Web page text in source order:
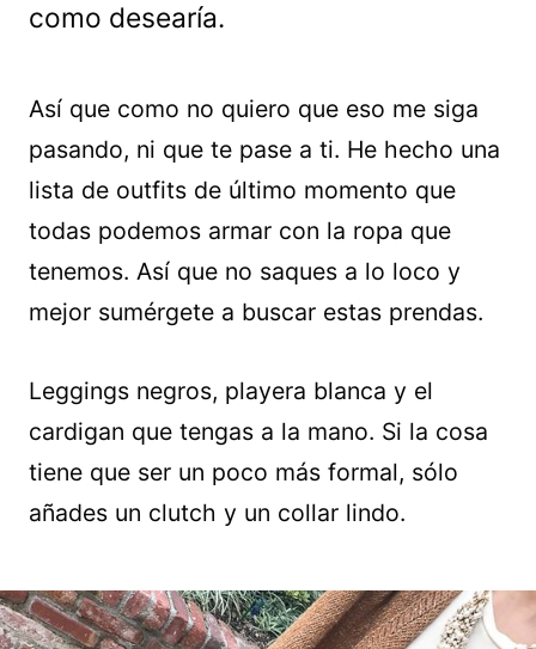
como desearía.
Así que como no quiero que eso me siga
pasando, ni que te pase a ti. He hecho una
lista de outfits de último momento que
todas podemos armar con la ropa que
tenemos. Así que no saques a lo loco y
mejor sumérgete a buscar estas prendas.
Leggings negros, playera blanca y el
cardigan que tengas a la mano. Si la cosa
tiene que ser un poco más formal, sólo
añades un clutch y un collar lindo.